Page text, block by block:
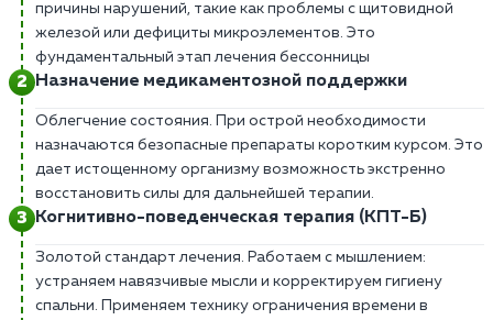
причины нарушений, такие как проблемы с щитовидной
железой или дефициты микроэлементов. Это
фундаментальный этап лечения бессонницы
Назначение медикаментозной поддержки
Облегчение состояния. При острой необходимости
назначаются безопасные препараты коротким курсом. Это
дает истощенному организму возможность экстренно
восстановить силы для дальнейшей терапии.
Когнитивно-поведенческая терапия (КПТ-Б)
Золотой стандарт лечения. Работаем с мышлением:
устраняем навязчивые мысли и корректируем гигиену
спальни. Применяем технику ограничения времени в